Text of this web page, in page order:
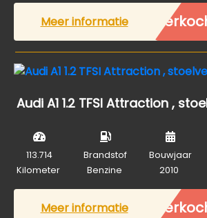
Meer informatie
Audi A1 1.2 TFSI Attraction ,
113.714
Kilometer
Brandstof
Benzine
Bouwjaar
2010
Meer informatie